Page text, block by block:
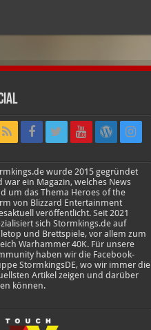
wurde 2015 gegründet
war ein Magazin, welches News
um das Thema Heroes of the
von Blizzard Entertainment
veröffentlicht. Seit 2021
sich Stormkings.de auf
und Brettspiele, vor allem zum
Warhammer 40K. Für unsere
haben wir die Facebook-
StormkingsDE, wo wir immer die
Artikel zeigen und darüber
können.